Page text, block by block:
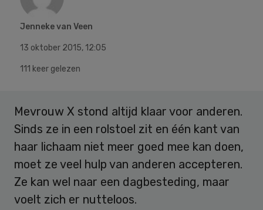
Jenneke van Veen
13 oktober 2015, 12:05
111 keer gelezen
Mevrouw X stond altijd klaar voor anderen.
Sinds ze in een rolstoel zit en één kant van
haar lichaam niet meer goed mee kan doen,
moet ze veel hulp van anderen accepteren.
Ze kan wel naar een dagbesteding, maar
voelt zich er nutteloos.